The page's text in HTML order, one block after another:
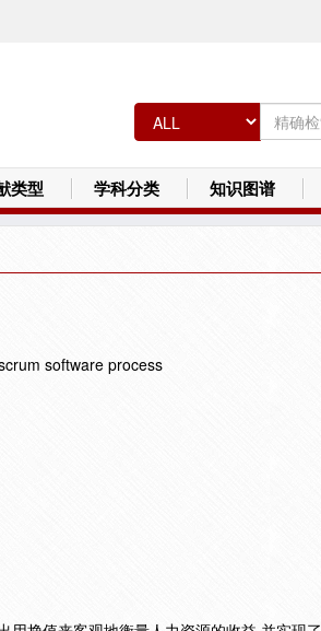
类型 学科分类 知识图谱
software process